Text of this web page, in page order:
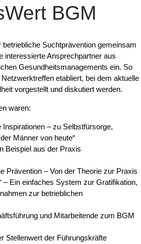
BGM
Suchtprävention gemeinsam
interessierte Ansprechpartner aus
Gesundheitsmanagements ein. So
etabliert, bei dem aktuelle
vorgestellt und diskutiert werden.
waren:
Inspirationen – zu Selbstfürsorge,
Männer von heute“
Beispiel aus der Praxis
Prävention – Von der Theorie zur Praxis
– Ein einfaches System zur Gratifikation,
zur betrieblichen
und Mitarbeitende zum BGM
Stellenwert der Führungskräfte